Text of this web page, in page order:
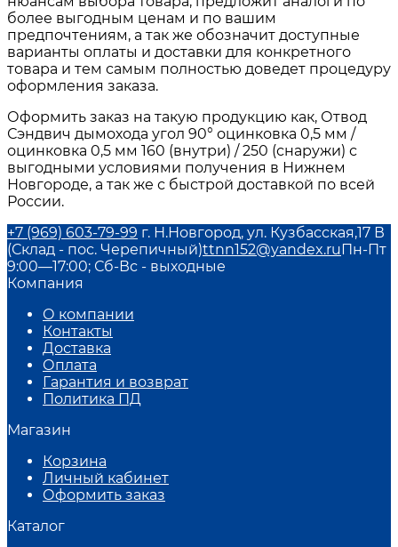
более выгодным ценам и по вашим
предпочтениям, а так же обозначит доступные
варианты оплаты и доставки для конкретного
товара и тем самым полностью доведет процедуру
оформления заказа.
Оформить заказ на такую продукцию как, Отвод
Сэндвич дымохода угол 90° оцинковка 0,5 мм /
оцинковка 0,5 мм 160 (внутри) / 250 (снаружи) с
выгодными условиями получения в Нижнем
Новгороде, а так же с быстрой доставкой по всей
России.
+7 (969) 603-79-99 г. Н.Новгород, ул. Кузбасская,17 В
(Склад - пос. Черепичный)ttnn152@yandex.ruПн-Пт
9:00—17:00; Сб-Вс - выходные
Компания
О компании
Контакты
Доставка
Оплата
Гарантия и возврат
Политика ПД
Магазин
Корзина
Личный кабинет
Оформить заказ
Каталог